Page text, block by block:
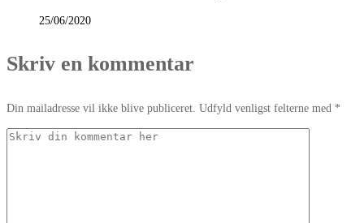
25/06/2020
Skriv en kommentar
Din mailadresse vil ikke blive publiceret. Udfyld venligst felterne med *